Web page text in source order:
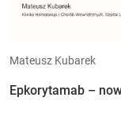
Mateusz Kubarek
Epkorytamab –